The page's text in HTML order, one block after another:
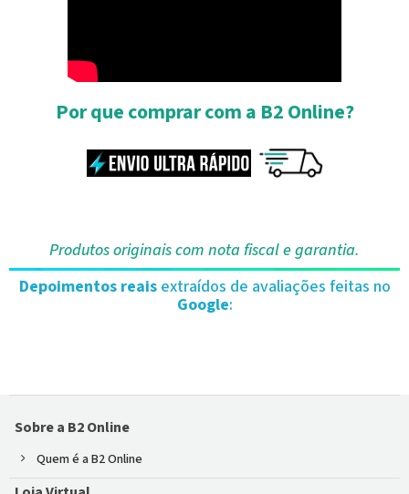
Por que comprar com a B2 Online?
Produtos originais com nota fiscal e garantia.
Depoimentos reaisextraídos de avaliações feitas no
Google:
Sobre a B2 Online
Quem é a B2 Online